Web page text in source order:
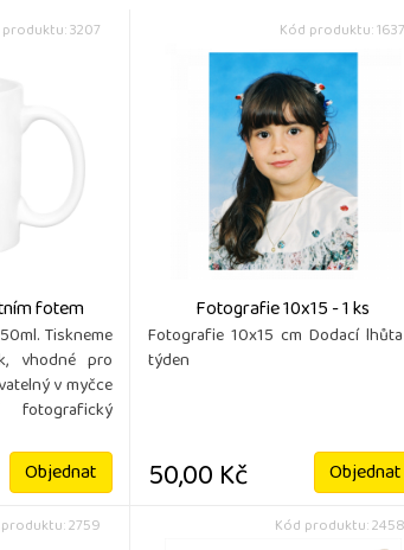
3207
fotem
Tiskneme
vhodné pro
v myčce
fotografický
Objednat
Kód produktu: 1637
Fotografie 10x15 - 1 ks
Fotografie 10x15 cm Dodací
týden
50,00 Kč Objednat
2759 Kód produktu: 2458